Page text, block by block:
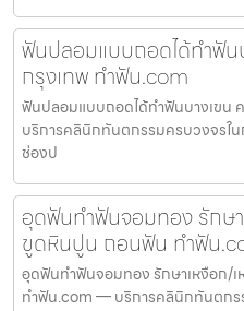
ฟันปลอมแบบถอดได้ทำฟัน
กรุงเทพ ทำฟัน.com
ฟันปลอมแบบถอดได้ทำฟันบางเข
บริการคลินิกทันตกรรมครบวงจรใ
ช่องป
อุดฟันทำฟันจอมทอง รักษ
ขูดหินปูน ถอนฟัน ทำฟัน
อุดฟันทำฟันจอมทอง รักษาเหงือก/
ทำฟัน.com — บริการคลินิกทันตกร